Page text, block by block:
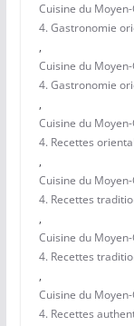
Cuisine du
4. Gastronomie
,
Cuisine du
4. Gastronomie
,
Cuisine du
4. Recettes
,
Cuisine du
4. Recettes
,
Cuisine du
4. Recettes
,
Cuisine du
4. Recettes